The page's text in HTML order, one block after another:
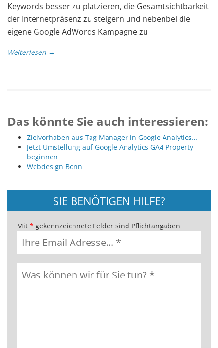
Keywords besser zu platzieren, die Gesamtsichtbarkeit
der Internetpräsenz zu steigern und nebenbei die
eigene Google AdWords Kampagne zu
Weiterlesen →
Das könnte Sie auch interessieren:
Zielvorhaben aus Tag Manager in Google Analytics…
Jetzt Umstellung auf Google Analytics GA4 Property
beginnen
Webdesign Bonn
SIE BENÖTIGEN HILFE?
Mit * gekennzeichnete Felder sind Pflichtangaben